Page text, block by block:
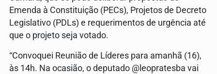
Emenda à Constituição (PECs), Projetos de Decreto
Legislativo (PDLs) e requerimentos de urgência até
que o projeto seja votado.
“Convoquei Reunião de Líderes para amanhã (16),
às 14h. Na ocasião, o deputado @leopratesba vai